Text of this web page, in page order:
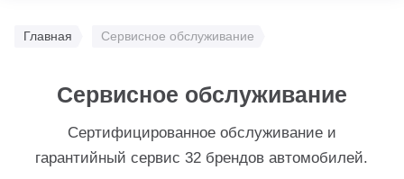
Главная Сервисное обслуживание
Сервисное обслуживание
Сертифицированное обслуживание и
гарантийный сервис 32 брендов автомобилей.